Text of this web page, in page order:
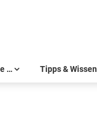
… Tipps & Wissen